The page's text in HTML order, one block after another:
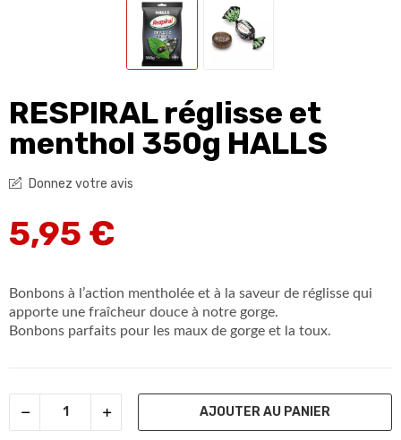
RESPIRAL réglisse et
menthol 350g HALLS
Donnez votre avis
5,95 €
Bonbons à l’action mentholée et à la saveur de réglisse qui
apporte une fraîcheur douce à notre gorge.
Bonbons parfaits pour les maux de gorge et la toux.
AJOUTER AU PANIER